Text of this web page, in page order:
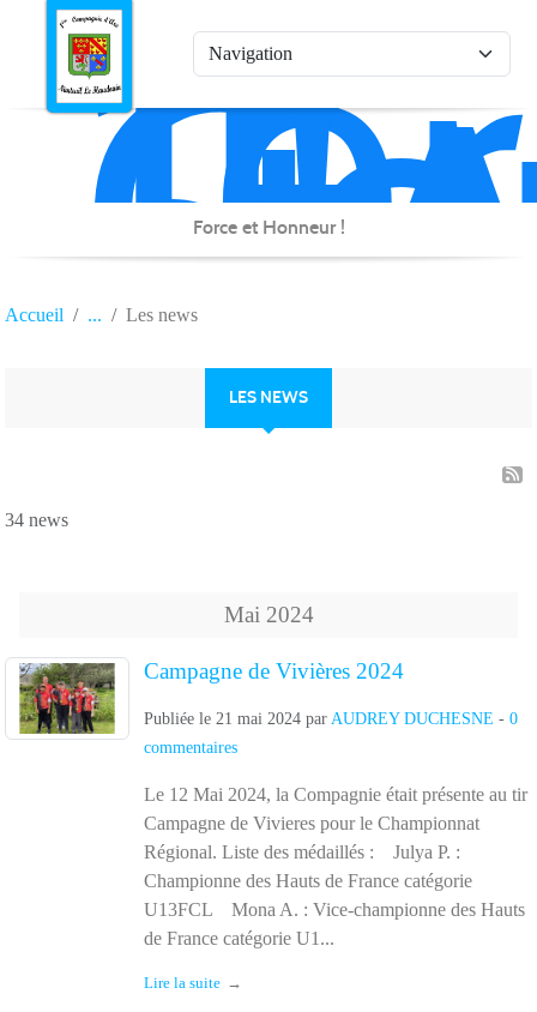
de
Force et Honneur !
Accueil Les news
LES NEWS
34 news
Mai 2024
Campagne de Vivières 2024
Publiée le 21 mai 2024 par AUDREY DUCHESNE - 0
commentaires
Le 12 Mai 2024, la Compagnie était présente au tir
Campagne de Vivieres pour le Championnat
Régional. Liste des médaillés : Julya P. :
Championne des Hauts de France catégorie
U13FCL Mona A. : Vice-championne des Hauts
de France catégorie U1...
Lire la suite
Panneau de gestion des cookies